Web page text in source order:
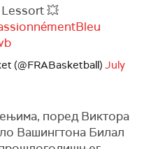
💥
(@FRABasketball) July
поред Виктора
Вашингтона Билал